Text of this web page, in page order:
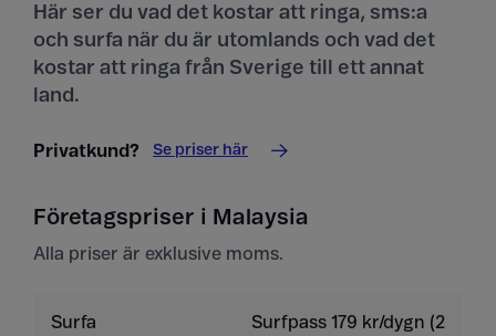
Här ser du vad det kostar att ringa, sms:a
och surfa när du är utomlands och vad det
kostar att ringa från Sverige till ett annat
land.
Privatkund? Se priser här
Företagspriser i Malaysia
Alla priser är exklusive moms.
Surfa
Surfpass 179 kr/dygn (2